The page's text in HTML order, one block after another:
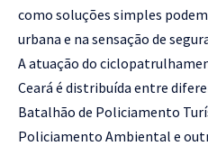
como soluções simples
urbana e na sensação de
A atuação do
Ceará é distribuída entre
Batalhão de Policiamento
Policiamento Ambiental e